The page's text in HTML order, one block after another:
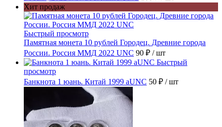
Хит продаж
Быстрый просмотр
Памятная монета 10 рублей Городец. Древние города
России. Россия ММД 2022 UNC 90 ₽ / шт
Быстрый
просмотр
Банкнота 1 юань. Китай 1999 aUNC 50 ₽ / шт